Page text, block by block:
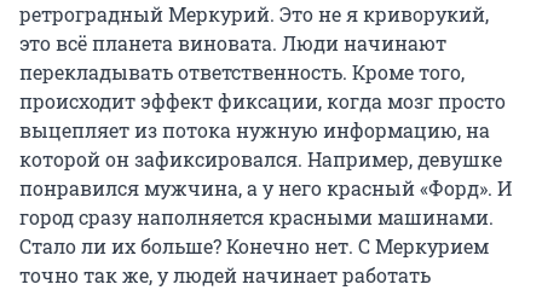
ретроградный Меркурий. Это не я криворукий,
это всё планета виновата. Люди начинают
перекладывать ответственность. Кроме того,
происходит эффект фиксации, когда мозг просто
выцепляет из потока нужную информацию, на
которой он зафиксировался. Например, девушке
понравился мужчина, а у него красный «Форд». И
город сразу наполняется красными машинами.
Стало ли их больше? Конечно нет. С Меркурием
точно так же, у людей начинает работать